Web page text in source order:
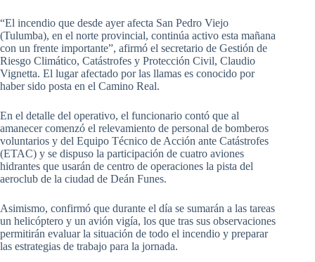
“El incendio que desde ayer afecta San Pedro Viejo
(Tulumba), en el norte provincial, continúa activo esta mañana
con un frente importante”, afirmó el secretario de Gestión de
Riesgo Climático, Catástrofes y Protección Civil, Claudio
Vignetta. El lugar afectado por las llamas es conocido por
haber sido posta en el Camino Real.
En el detalle del operativo, el funcionario contó que al
amanecer comenzó el relevamiento de personal de bomberos
voluntarios y del Equipo Técnico de Acción ante Catástrofes
(ETAC) y se dispuso la participación de cuatro aviones
hidrantes que usarán de centro de operaciones la pista del
aeroclub de la ciudad de Deán Funes.
Asimismo, confirmó que durante el día se sumarán a las tareas
un helicóptero y un avión vigía, los que tras sus observaciones
permitirán evaluar la situación de todo el incendio y preparar
las estrategias de trabajo para la jornada.